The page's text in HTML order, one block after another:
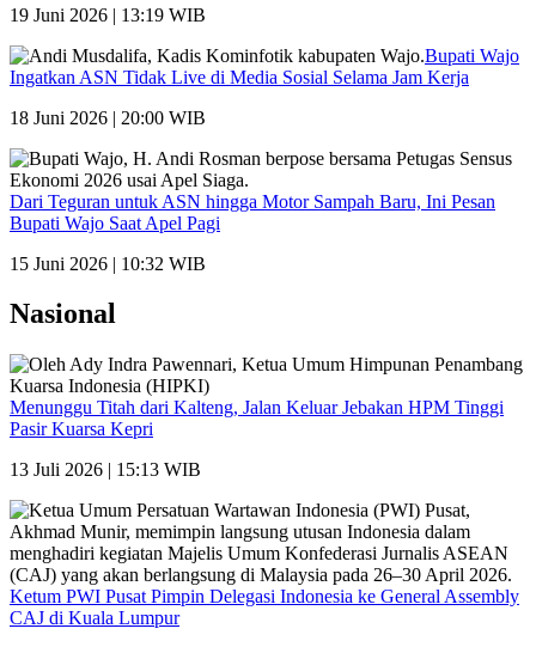
19 Juni 2026 | 13:19 WIB
Bupati Wajo
Ingatkan ASN Tidak Live di Media Sosial Selama Jam Kerja
18 Juni 2026 | 20:00 WIB
Dari Teguran untuk ASN hingga Motor Sampah Baru, Ini Pesan
Bupati Wajo Saat Apel Pagi
15 Juni 2026 | 10:32 WIB
Nasional
Menunggu Titah dari Kalteng, Jalan Keluar Jebakan HPM Tinggi
Pasir Kuarsa Kepri
13 Juli 2026 | 15:13 WIB
Ketum PWI Pusat Pimpin Delegasi Indonesia ke General Assembly
CAJ di Kuala Lumpur